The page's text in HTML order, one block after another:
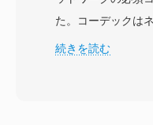
す。GSRTはエン
の狭いニッチを占
ナリレイアウトに
た。コーデックは
レベルに応じて、
続きを読む